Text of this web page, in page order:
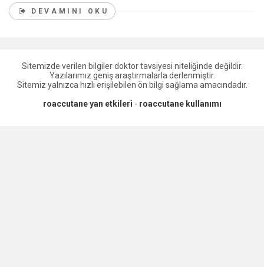
DEVAMINI OKU
Sitemizde verilen bilgiler doktor tavsiyesi niteliğinde değildir.
Yazılarımız geniş araştırmalarla derlenmiştir.
Sitemiz yalnızca hızlı erişilebilen ön bilgi sağlama amacındadır.
roaccutane yan etkileri - roaccutane kullanımı